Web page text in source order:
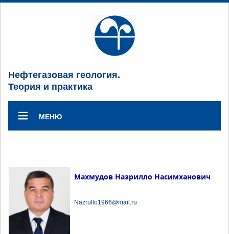
Нефтегазовая геология.
Теория и практика
МЕНЮ
Махмудов Назрилло Насимханович
Nazrullo1966@mail.ru